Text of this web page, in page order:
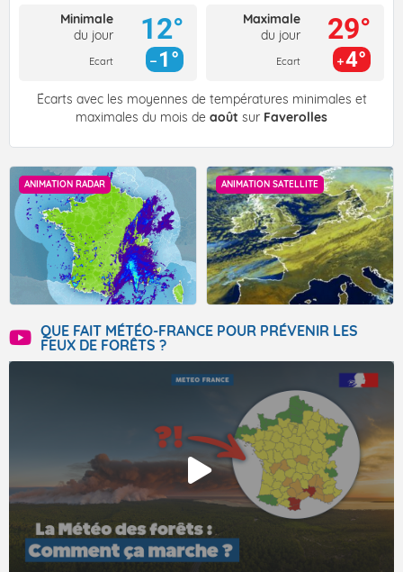
Minimale
du jour
Ecart
12°
1°
Maximale
du jour
Ecart
29°
4°
Écarts avec les moyennes de températures minimales et
maximales du mois de août sur Faverolles
ANIMATION RADAR ANIMATION SATELLITE
QUE FAIT MÉTÉO-FRANCE POUR PRÉVENIR LES
FEUX DE FORÊTS ?